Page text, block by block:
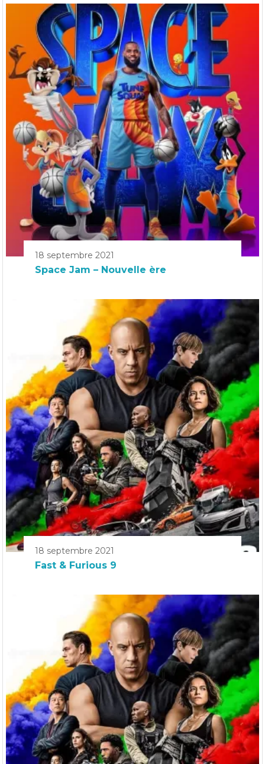
18 septembre 2021
Space Jam – Nouvelle ère
18 septembre 2021
Fast & Furious 9